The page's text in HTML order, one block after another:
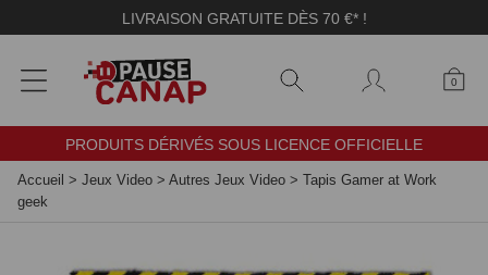
LIVRAISON GRATUITE DÈS 70 €* !
0
PRODUITS DÉRIVÉS SOUS LICENCE OFFICIELLE
Accueil > Jeux Video > Autres Jeux Video > Tapis Gamer at Work
geek
Panneau de gestion des cookies